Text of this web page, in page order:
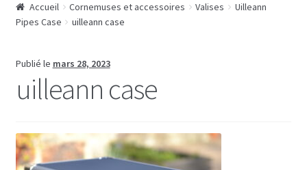
Actu
Boutique
Commande
Conditions Générales de Vente
Accueil Cornemuses et accessoires Valises
Uilleann
Pipes Case
uilleann case
Publié le mars 28, 2023
uilleann case